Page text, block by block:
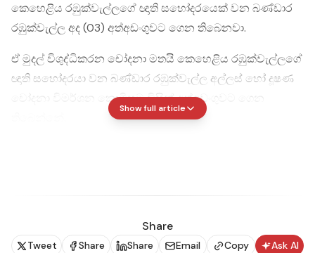
කෙහෙළිය රඹුක්වැල්ලගේ ඥාති සහෝදරයෙක් වන බණ්ඩාර
රඹුක්වැල්ල අද (03) අත්අඩංගුවට ගෙන තිබෙනවා.
ඒ මුදල් විශුද්ධිකරන චෝදනා මතයි කෙහෙළිය රඹුක්වැල්ලගේ
ඥාති සහෝදරයා වන බණ්ඩාර රඹුක්වැල්ල අල්ලස් හෝ දූෂණ
චෝදනා විමර්ශන කොමිසම විසින් අත්අඩංගුවට ගෙන
Show full article
Share
Tweet Share Share Email Copy Ask AI